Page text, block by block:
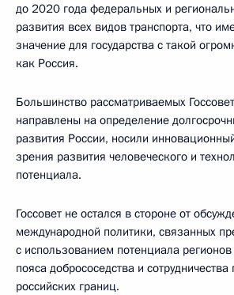
до 2020 года федеральных и
развития всех видов транспорта, что
значение для государства с такой
как Россия.
Большинство рассматриваемых
направлены на определение
развития России, носили
зрения развития человеческого и
потенциала.
Госсовет не остался в стороне от
международной политики, связанных
с использованием потенциала
пояса добрососедства и
российских границ.